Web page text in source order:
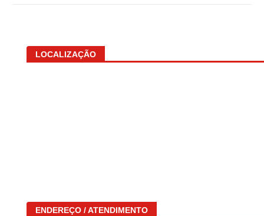
LOCALIZAÇÃO
ENDEREÇO / ATENDIMENTO